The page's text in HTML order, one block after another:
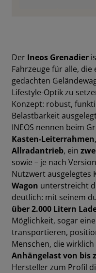
Der Ineos Grenadier
Fahrzeuge für alle,
gedachten
Lifestyle-Optik zu
Konzept: robust,
Belastbarkeit
INEOS nennen beim
Kasten-Leiterrahmen,
Allradantrieb, ein
sowie – je nach
Nutzwert ausgelegtes
Wagon unterstreicht
deutlich: mit seinem
über 2.000 Litern
Möglichkeit, sogar eine
transportieren,
Menschen, die
Anhängelast von bis
Hersteller zum Profil